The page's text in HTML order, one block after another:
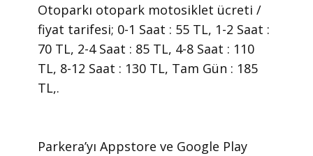
Otoparkı otopark motosiklet ücreti /
fiyat tarifesi; 0-1 Saat : 55 TL, 1-2 Saat :
70 TL, 2-4 Saat : 85 TL, 4-8 Saat : 110
TL, 8-12 Saat : 130 TL, Tam Gün : 185
TL,.
​Parkera’yı Appstore ve Google Play